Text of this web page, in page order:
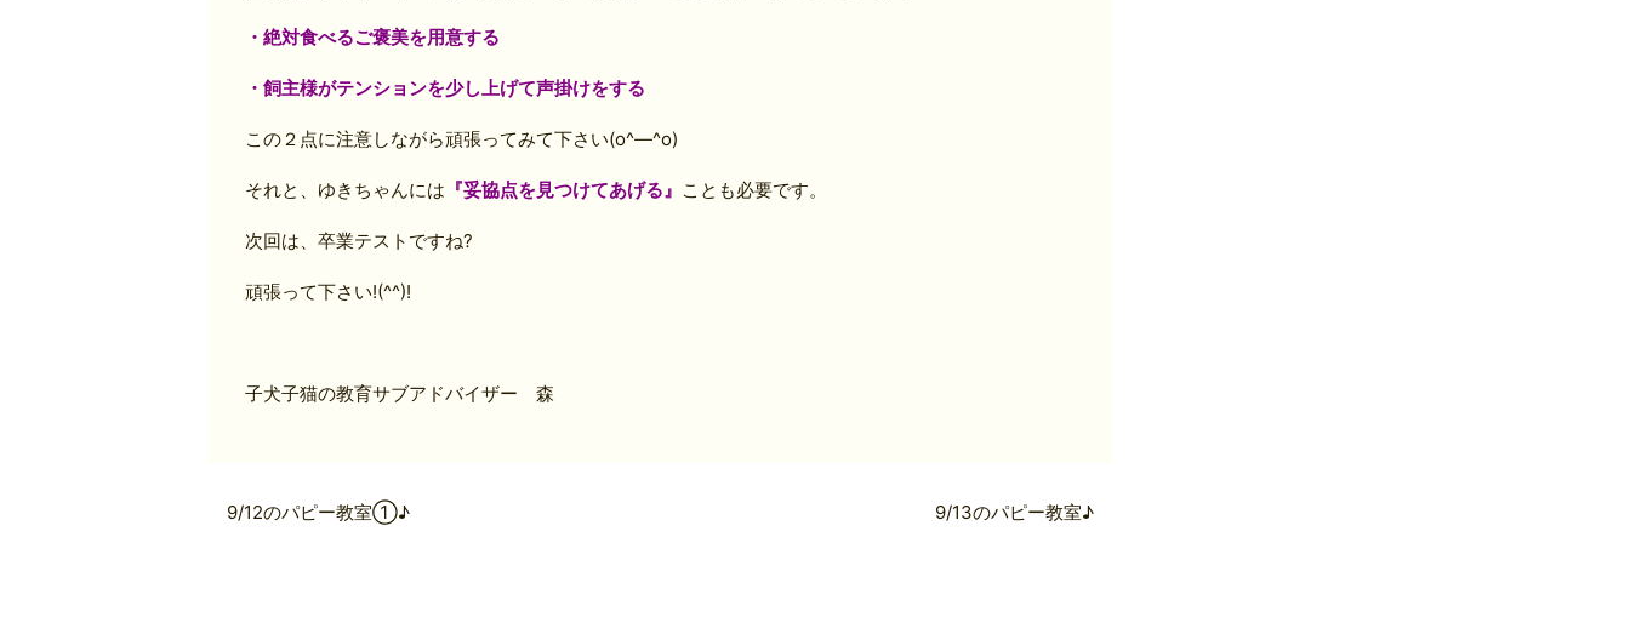
・絶対食べるご褒美を用意する
・飼主様がテンションを少し上げて声掛けをする
この２点に注意しながら頑張ってみて下さい(o^―^o)
それと、ゆきちゃんには 『妥協点を見つけてあげる』 ことも必要です。
次回は、卒業テストですね?
頑張って下さい!(^^)!
子犬子猫の教育サブアドバイザー 森
9/12のパピー教室①♪ 9/13のパピー教室♪